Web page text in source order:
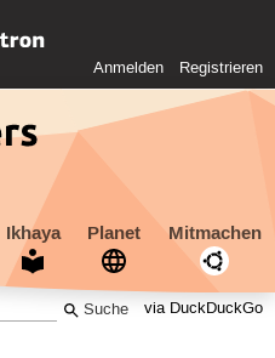
Anmelden Registrieren
Ikhaya Planet Mitmachen
via DuckDuckGo